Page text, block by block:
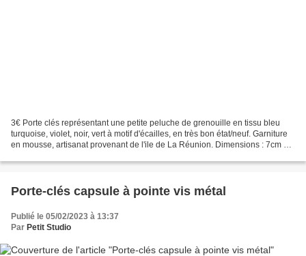
3€ Porte clés représentant une petite peluche de grenouille en tissu bleu
turquoise, violet, noir, vert à motif d'écailles, en très bon état/neuf. Garniture
en mousse, artisanat provenant de l'ile de La Réunion. Dimensions : 7cm x
Porte-clés capsule à pointe vis métal
Publié le 05/02/2023 à 13:37
Par Petit Studio